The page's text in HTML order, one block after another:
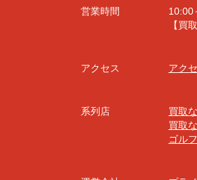
営業時間
10:00
【買
アクセス アク
系列店
買取
買取
ゴル